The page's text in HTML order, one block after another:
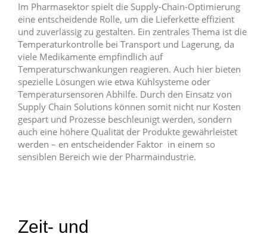
Im Pharmasektor spielt die Supply-Chain-Optimierung
eine entscheidende Rolle, um die Lieferkette effizient
und zuverlässig zu gestalten. Ein zentrales Thema ist die
Temperaturkontrolle bei Transport und Lagerung, da
viele Medikamente empfindlich auf
Temperaturschwankungen reagieren. Auch hier bieten
spezielle Lösungen wie etwa Kühlsysteme oder
Temperatursensoren Abhilfe. Durch den Einsatz von
Supply Chain Solutions können somit nicht nur Kosten
gespart und Prozesse beschleunigt werden, sondern
auch eine höhere Qualität der Produkte gewährleistet
werden – en entscheidender Faktor in einem so
sensiblen Bereich wie der Pharmaindustrie.
Zeit- und